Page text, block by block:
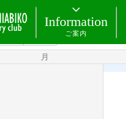
Information
ご案内
2028
月